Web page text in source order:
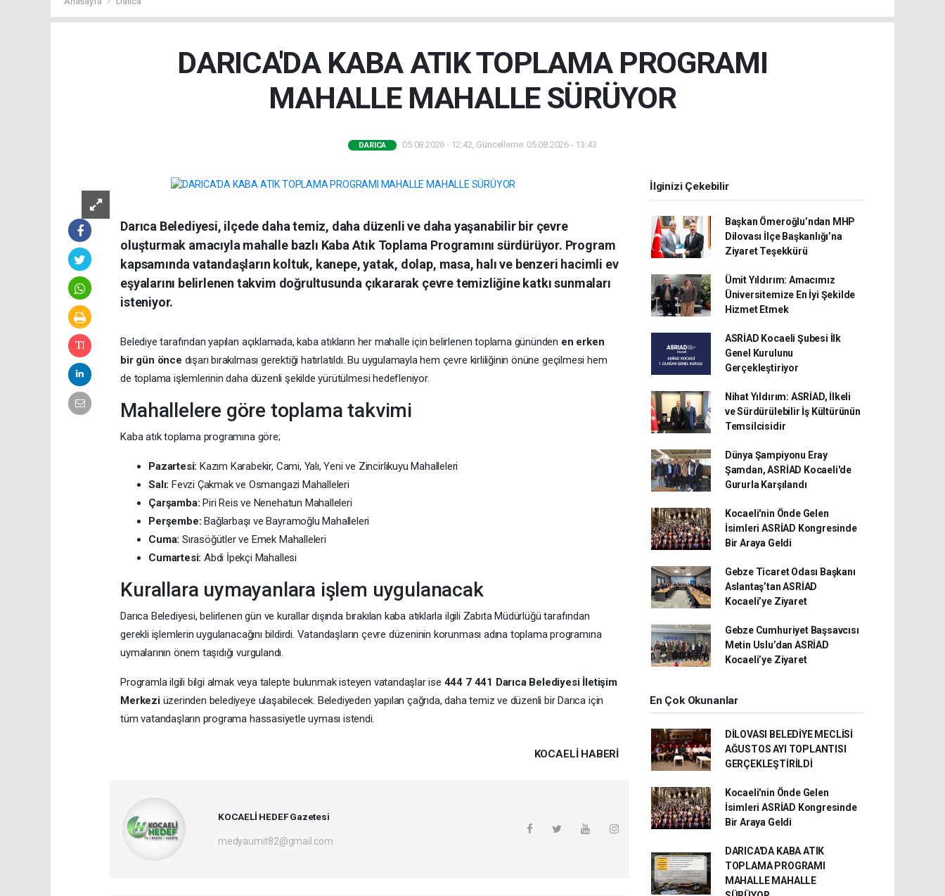
DARICA'DA KABA ATIK TOPLAMA PROGRAMI
MAHALLE MAHALLE SÜRÜYOR
DARICA 05.08.2026 - 12:42, Güncelleme: 05.08.2026 - 13:43
Darıca Belediyesi, ilçede daha temiz, daha düzenli ve daha yaşanabilir bir çevre
oluşturmak amacıyla mahalle bazlı Kaba Atık Toplama Programını sürdürüyor. Program
kapsamında vatandaşların koltuk, kanepe, yatak, dolap, masa, halı ve benzeri hacimli ev
eşyalarını belirlenen takvim doğrultusunda çıkararak çevre temizliğine katkı sunmaları
isteniyor.
Belediye tarafından yapılan açıklamada, kaba atıkların her mahalle için belirlenen toplama gününden en erken
bir gün önce dışarı bırakılması gerektiği hatırlatıldı. Bu uygulamayla hem çevre kirliliğinin önüne geçilmesi hem
de toplama işlemlerinin daha düzenli şekilde yürütülmesi hedefleniyor.
Mahallelere göre toplama takvimi
Kaba atık toplama programına göre;
Pazartesi: Kazım Karabekir, Cami, Yalı, Yeni ve Zincirlikuyu Mahalleleri
Salı: Fevzi Çakmak ve Osmangazi Mahalleleri
Çarşamba: Piri Reis ve Nenehatun Mahalleleri
Perşembe: Bağlarbaşı ve Bayramoğlu Mahalleleri
Cuma: Sırasöğütler ve Emek Mahalleleri
Cumartesi: Abdi İpekçi Mahallesi
Kurallara uymayanlara işlem uygulanacak
Darıca Belediyesi, belirlenen gün ve kurallar dışında bırakılan kaba atıklarla ilgili Zabıta Müdürlüğü tarafından
gerekli işlemlerin uygulanacağını bildirdi. Vatandaşların çevre düzeninin korunması adına toplama programına
uymalarının önem taşıdığı vurgulandı.
Programla ilgili bilgi almak veya talepte bulunmak isteyen vatandaşlar ise 444 7 441 Darıca Belediyesi İletişim
Merkeziüzerinden belediyeye ulaşabilecek. Belediyeden yapılan çağrıda, daha temiz ve düzenli bir Darıca için
tüm vatandaşların programa hassasiyetle uyması istendi.
KOCAELI HABERİ
KOCAELİ HEDEF Gazetesi
medyaumit82@gmail.com
İlginizi Çekebilir
Başkan Ömeroğlu’ndan MHP
Dilovası İlçe Başkanlığı’na
Ziyaret Teşekkürü
Ümit Yıldırım: Amacımız
Üniversitemize En İyi Şekilde
Hizmet Etmek
ASRİAD Kocaeli Şubesi İlk
Genel Kurulunu
Gerçekleştiriyor
Nihat Yıldırım: ASRİAD, İlkeli
ve Sürdürülebilir İş Kültürünün
Temsilcisidir
Dünya Şampiyonu Eray
Şamdan, ASRİAD Kocaeli'de
Gururla Karşılandı
Kocaeli'nin Önde Gelen
İsimleri ASRİAD Kongresinde
Bir Araya Geldi
Gebze Ticaret Odası Başkanı
Aslantaş’tan ASRİAD
Kocaeli’ye Ziyaret
Gebze Cumhuriyet Başsavcısı
Metin Uslu’dan ASRİAD
Kocaeli’ye Ziyaret
En Çok Okunanlar
DİLOVASI BELEDİYE MECLİSİ
AĞUSTOS AYI TOPLANTISI
GERÇEKLEŞTİRİLDİ
Kocaeli'nin Önde Gelen
İsimleri ASRİAD Kongresinde
Bir Araya Geldi
DARICA'DA KABA ATIK
TOPLAMA PROGRAMI
MAHALLE MAHALLE